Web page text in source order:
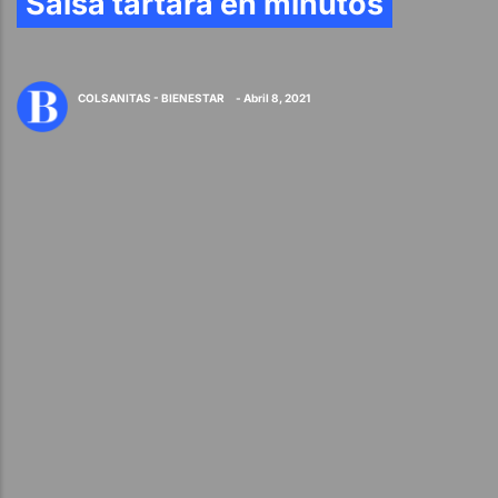
COLSANITAS - BIENESTAR - Abril 8, 2021